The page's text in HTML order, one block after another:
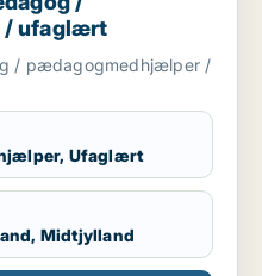
/ ufaglært
/ pædagogmedhjælper /
Ufaglært
Midtjylland